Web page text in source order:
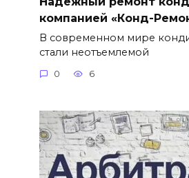
компанией «Конд-
В современном мире
стали неотъемлемой
0 6